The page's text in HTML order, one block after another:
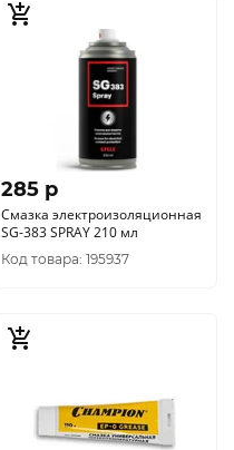
285 p
Смазка электроизоляционная
SG-383 SPRAY 210 мл
Код товара: 195937